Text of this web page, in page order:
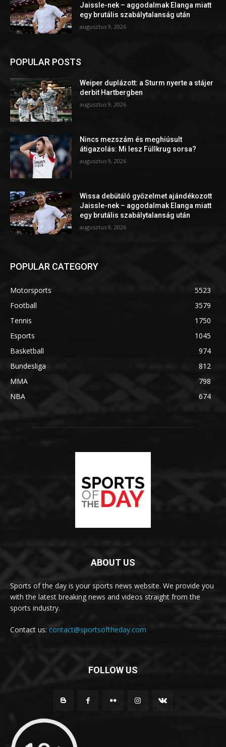
Jaissle-nek – aggodalmak Elanga miatt
egy brutális szabálytalanság után
augusztus 9, 2026
POPULAR POSTS
Weiper duplázott: a Sturm nyerte a stájer
derbit Hartbergben
augusztus 9, 2026
Nincs mezszám és meghiúsult
átigazolás: Mi lesz Füllkrug sorsa?
augusztus 9, 2026
Wissa debütáló győzelmet ajándékozott
Jaissle-nek – aggodalmak Elanga miatt
egy brutális szabálytalanság után
augusztus 9, 2026
POPULAR CATEGORY
Motorsports
5523
Football
3579
Tennis
1750
Esports
1045
Basketball
974
Bundesliga
812
MMA
798
NBA
674
ABOUT US
Sports of the day is your sports news website. We provide you
with the latest breaking news and videos straight from the
sports industry.
Contact us: contact@sportsoftheday.com
FOLLOW US